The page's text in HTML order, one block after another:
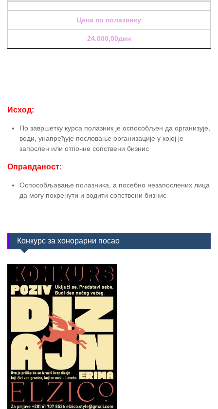
Цена по полазнику
24.000,00дин
Исход:
По завршетку курса полазник је оспособљен да организује,
води, унапређује пословање организације у којој је
запослен или отпочне сопствени бизнис
Оправданост:
Оспособљавање полазника, а посебно незапослених лица
да могу покренути и водити сопствени бизнис
Конкурс за хонорарни посао